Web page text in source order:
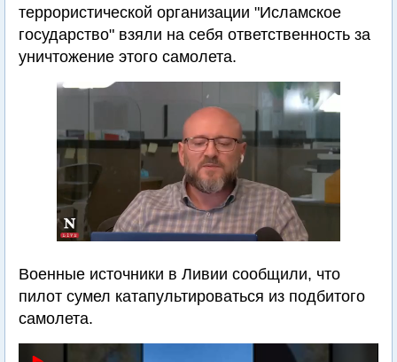
террористической организации "Исламское
государство" взяли на себя ответственность за
уничтожение этого самолета.
Военные источники в Ливии сообщили, что
пилот сумел катапультироваться из подбитого
самолета.